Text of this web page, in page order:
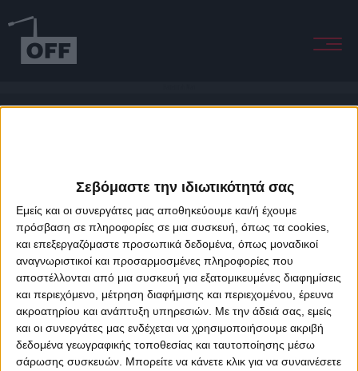
Σεβόμαστε την ιδιωτικότητά σας
Εμείς και οι συνεργάτες μας αποθηκεύουμε και/ή έχουμε
πρόσβαση σε πληροφορίες σε μια συσκευή, όπως τα cookies,
και επεξεργαζόμαστε προσωπικά δεδομένα, όπως μοναδικοί
αναγνωριστικοί και προσαρμοσμένες πληροφορίες που
αποστέλλονται από μια συσκευή για εξατομικευμένες διαφημίσεις
και περιεχόμενο, μέτρηση διαφήμισης και περιεχομένου, έρευνα
ακροατηρίου και ανάπτυξη υπηρεσιών. Με την άδειά σας, εμείς
και οι συνεργάτες μας ενδέχεται να χρησιμοποιήσουμε ακριβή
δεδομένα γεωγραφικής τοποθεσίας και ταυτοποίησης μέσω
σάρωσης συσκευών. Μπορείτε να κάνετε κλικ για να συναινέσετε
About Offradio Business Class Terms & Conditions
Privacy Policy
Designed & developed byporcupine colors&Fotis Alexandrou